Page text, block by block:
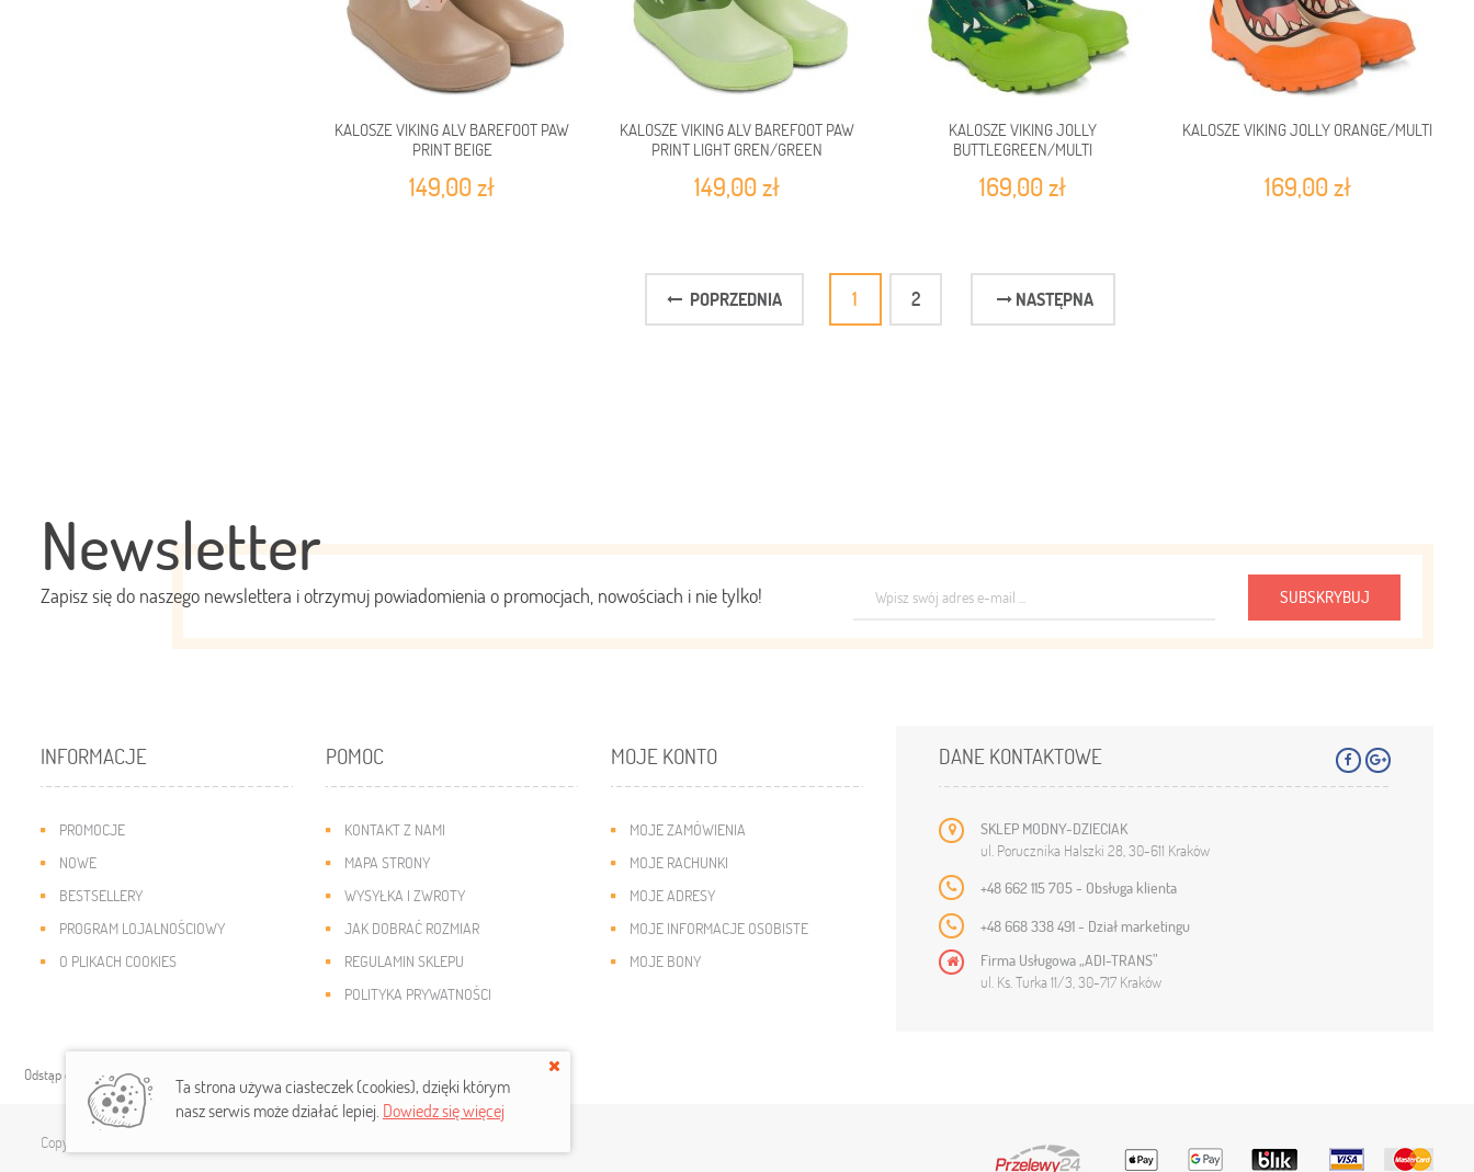
Ta strona używa ciasteczek (cookies), dzięki którym
nasz serwis może działać lepiej. Dowiedz się więcej
KALOSZE VIKING ALV BAREFOOT PAW
PRINT BEIGE
149,00 zł
KALOSZE VIKING ALV BAREFOOT PAW
PRINT LIGHT GREN/GREEN
149,00 zł
KALOSZE VIKING JOLLY
BUTTLEGREEN/MULTI
169,00 zł
KALOSZE VIKING JOLLY ORANGE/MULTI
169,00 zł
POPRZEDNIA 1 2 NASTĘPNA
Newsletter
Zapisz się do naszego newslettera i otrzymuj powiadomienia o promocjach, nowościach i nie tylko! SUBSKRYBUJ
INFORMACJE
PROMOCJE
NOWE
BESTSELLERY
PROGRAM LOJALNOŚCIOWY
O PLIKACH COOKIES
POMOC
KONTAKT Z NAMI
MAPA STRONY
WYSYŁKA I ZWROTY
JAK DOBRAĆ ROZMIAR
REGULAMIN SKLEPU
POLITYKA PRYWATNOŚCI
MOJE KONTO
MOJE ZAMÓWIENIA
MOJE RACHUNKI
MOJE ADRESY
MOJE INFORMACJE OSOBISTE
MOJE BONY
DANE KONTAKTOWE
SKLEP MODNY-DZIECIAK
ul. Porucznika Halszki 28, 30-611 Kraków
+48 662 115 705 - Obsługa klienta
+48 668 338 491 - Dział marketingu
Firma Usługowa „ADI-TRANS”
ul. Ks. Turka 11/3, 30-717 Kraków
Odstąp od umowy tutaj
Copyright © 2019